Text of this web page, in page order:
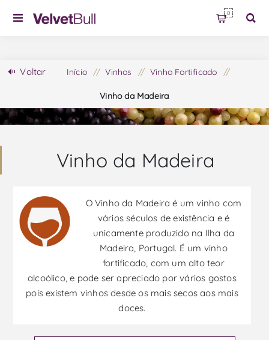
0
Voltar Início / Vinhos / Vinho Fortificado /
Vinho da Madeira
Vinho da Madeira
O Vinho da Madeira é um vinho com
vários séculos de existência e é
unicamente produzido na Ilha da
Madeira, Portugal. É um vinho
fortificado, com um alto teor
alcoólico, e pode ser apreciado por vários gostos
pois existem vinhos desde os mais secos aos mais
doces.